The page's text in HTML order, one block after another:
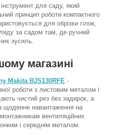
для саду, який
принцип роботи компактного
для обрізки гілок,
за садом там, де ручний
зусиль.
магазині
Makita BJS130RFE -
роботи з листовим металом і
чистий рез без задирок, а
щоденне навантаження на
вентиляційних
і середнім металом.